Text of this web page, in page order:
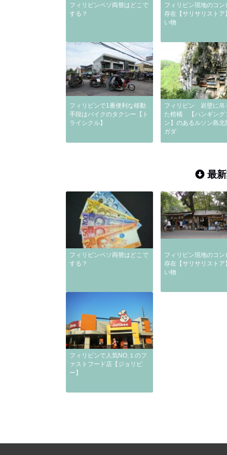
フィリピンペソ両替はどこで
する？
フィリピン現地のコン
存在【サリサリストア
い物
フィリピンで1番便利な移動
手段はバイクのタクシー【ト
ライシクル】
フィリピン 岩壁に吊
た棺桶 【ハンギング
ン】のあるルソン島
ガダ
最
フィリピンペソ両替はどこで
する？
フィリピン現地のコン
存在【サリサリストア
い物
フィリピンで人気NO.１のフ
ァストフード店【ジョリビ
ー】